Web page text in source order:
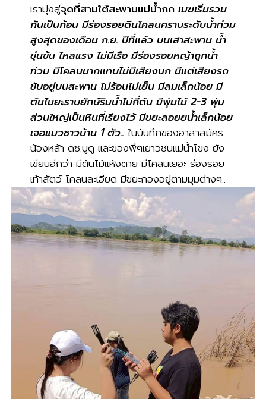
เรามุ่งสู่จุดที่สามใต้สะพานแม่น้ำกก เมฆเริ่มรวม
กันเป็นก้อน มีร่องรอยดินโคลนคราบระดับน้ำท่วม
สูงสุดของเดือน ก.ย. ปีที่แล้ว บนเสาสะพาน น้ำ
ขุ่นข้น ไหลแรง ไม่มีเรือ มีร่องรอยหญ้าถูกน้ำ
ท่วม มีโคลนมากแทบไม่มีเสียงนก มีแต่เสียงรถ
ขับอยู่บนสะพาน ไม่ร้อนไม่เย็น มีลมเล็กน้อย มี
ต้นไมยะราบยักษ์ริมน้ำไม่กี่ต้น มีพุ่มไม้ 2-3 พุ่ม
ส่วนใหญ่เป็นหินที่เรียงไว้ มีขยะลอยยน้ำเล็กน้อย
เจอแมวชาวบ้าน 1 ตัว.. ในบันทึกของอาสาสมัคร
น้องหล้า ดช.บูดู และของพี่ๆเยาวชนแม่น้ำโขง ยัง
เขียนอีกว่า มีต้นไม้แห้งตาย มีโคลนเยอะ ร่องรอย
เท้าสัตว์ โคลนละเอียด มีขยะกองอยู่ตามมุมต่างๆ..